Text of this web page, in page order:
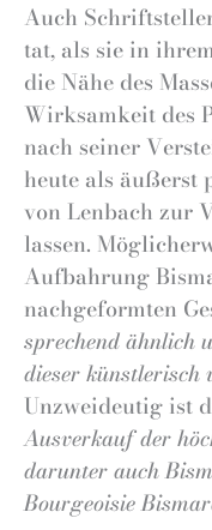
Auch
tat, als sie in
die Nähe des
Wirksamkeit des
nach seiner
heute als äußerst
von Lenbach zur
lassen.
Aufbahrung
nachgeformten
sprechend ähnlich
dieser
Unzweideutig ist
Ausverkauf der
darunter auch
Bourgeoisie